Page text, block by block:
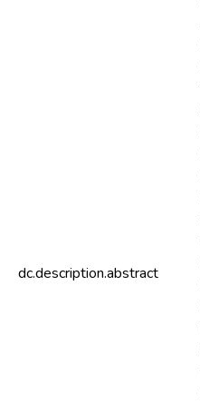
dc.description.abstract